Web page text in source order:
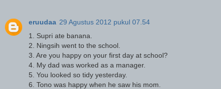
eruudaa 29 Agustus 2012 pukul 07.54
1. Supri ate banana.
2. Ningsih went to the school.
3. Are you happy on your first day at school?
4. My dad was worked as a manager.
5. You looked so tidy yesterday.
6. Tono was happy when he saw his mom.